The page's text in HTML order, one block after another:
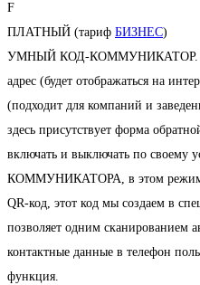
F
ПЛАТНЫЙ (тариф БИЗНЕС)
УМНЫЙ КОД-КОММУНИКАТОР.
адрес (будет отображаться на
(подходит для компаний и
здесь присутствует форма
включать и выключать по своему
КОММУНИКАТОРА, в этом режиме
QR-код, этот код мы создаем в
позволяет одним сканированием
контактные данные в телефон
функция.